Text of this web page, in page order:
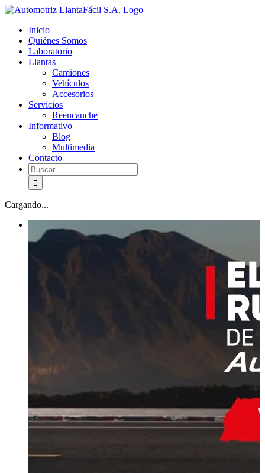
Skip
content
facebook
youtube
Inicio
Quiénes Somos
Laboratorio
Llantas
Camiones
Vehículos
Accesorios
Servicios
Reencauche
Informativo
Blog
Multimedia
Contacto
Buscar:
Cargando...